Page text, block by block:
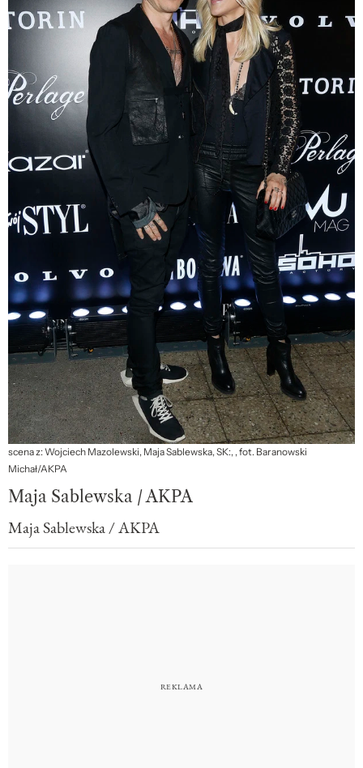
scena z: Wojciech Mazolewski, Maja Sablewska, SK:, , fot. Baranowski
Michał/AKPA
Maja Sablewska / AKPA
Maja Sablewska / AKPA